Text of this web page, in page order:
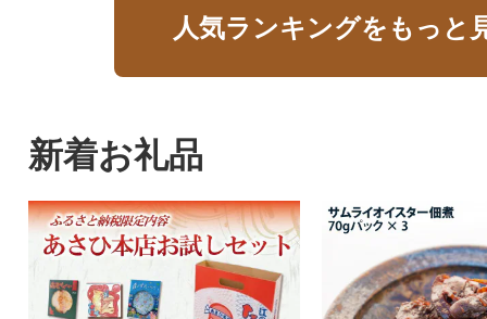
人気ランキングをもっと
新着お礼品